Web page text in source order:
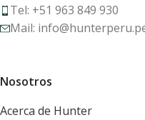
Tel: +51 963 849 930
Mail:
Nosotros
Acerca de Hunter